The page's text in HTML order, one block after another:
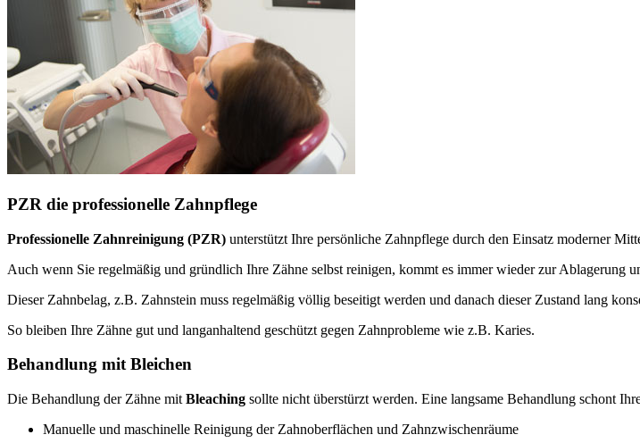
PZR die professionelle Zahnpflege
Professionelle Zahnreinigung (PZR) unterstützt Ihre persönliche Zahnpflege durch den Einsatz moderner
Auch wenn Sie regelmäßig und gründlich Ihre Zähne selbst reinigen, kommt es immer wieder zur Ablagerung
Dieser Zahnbelag, z.B. Zahnstein muss regelmäßig völlig beseitigt werden und danach dieser Zustand lang
So bleiben Ihre Zähne gut und langanhaltend geschützt gegen Zahnprobleme wie z.B. Karies.
Behandlung mit Bleichen
Die Behandlung der Zähne mit Bleaching sollte nicht überstürzt werden. Eine langsame Behandlung schont
Manuelle und maschinelle Reinigung der Zahnoberflächen und Zahnzwischenräume